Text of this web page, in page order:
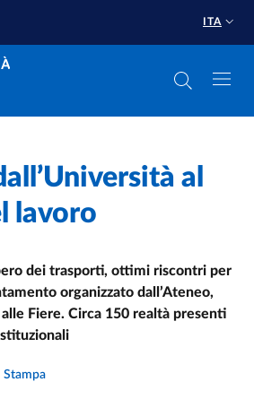
ITA
al
lavoro
dei trasporti, ottimi riscontri per
organizzato dall’Ateneo,
Fiere. Circa 150 realtà presenti
Stampa